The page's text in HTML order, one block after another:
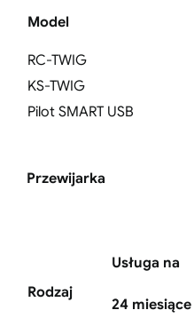
Model
RC-TWIG
KS-TWIG
Pilot SMART USB
Przewijarka
Rodzaj
Usługa na
24 miesiące